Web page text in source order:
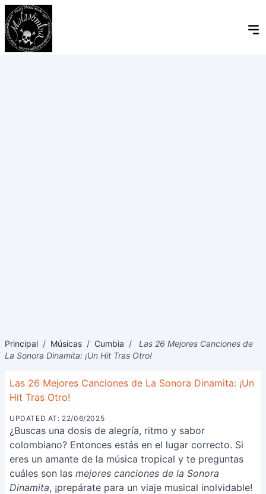
Principal / Músicas / Cumbia /
Las 26 Mejores Canciones de
La Sonora Dinamita: ¡Un Hit Tras Otro!
Las 26 Mejores Canciones de La Sonora Dinamita: ¡Un
Hit Tras Otro!
UPDATED AT: 22/06/2025
¿Buscas una dosis de alegría, ritmo y sabor
colombiano? Entonces estás en el lugar correcto. Si
eres un amante de la música tropical y te preguntas
cuáles son las mejores canciones de la Sonora
Dinamita, ¡prepárate para un viaje musical inolvidable!